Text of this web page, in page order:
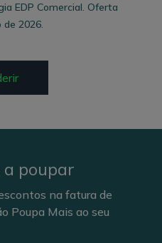
EDP Comercial. Oferta
2026.
poupar
na fatura de
Poupa Mais ao seu